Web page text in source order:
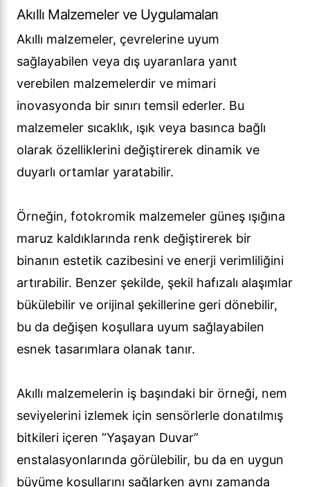
Akıllı Malzemeler ve Uygulamaları
Akıllı malzemeler, çevrelerine uyum
sağlayabilen veya dış uyaranlara yanıt
verebilen malzemelerdir ve mimari
inovasyonda bir sınırı temsil ederler. Bu
malzemeler sıcaklık, ışık veya basınca bağlı
olarak özelliklerini değiştirerek dinamik ve
duyarlı ortamlar yaratabilir.
Örneğin, fotokromik malzemeler güneş ışığına
maruz kaldıklarında renk değiştirerek bir
binanın estetik cazibesini ve enerji verimliliğini
artırabilir. Benzer şekilde, şekil hafızalı alaşımlar
bükülebilir ve orijinal şekillerine geri dönebilir,
bu da değişen koşullara uyum sağlayabilen
esnek tasarımlara olanak tanır.
Akıllı malzemelerin iş başındaki bir örneği, nem
seviyelerini izlemek için sensörlerle donatılmış
bitkileri içeren “Yaşayan Duvar”
enstalasyonlarında görülebilir, bu da en uygun
büyüme koşullarını sağlarken aynı zamanda